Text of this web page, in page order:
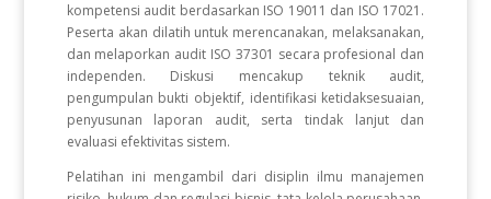
kompetensi audit berdasarkan ISO 19011 dan ISO 17021.
Peserta akan dilatih untuk merencanakan, melaksanakan,
dan melaporkan audit ISO 37301 secara profesional dan
independen. Diskusi mencakup teknik audit,
pengumpulan bukti objektif, identifikasi ketidaksesuaian,
penyusunan laporan audit, serta tindak lanjut dan
evaluasi efektivitas sistem.
Pelatihan ini mengambil dari disiplin ilmu manajemen